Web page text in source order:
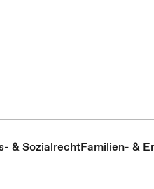
& SozialrechtFamilien- &